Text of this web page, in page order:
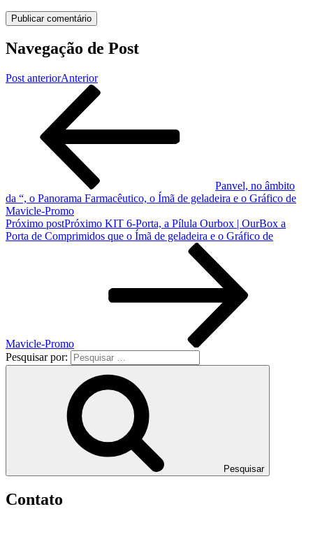
Navegação de Post
Post anteriorAnterior
Panvel, no âmbito
da “, o Panorama Farmacêutico, o Ímã de geladeira e o Gráfico de
Mavicle-Promo
Próximo postPróximo KIT 6-Porta, a Pílula Ourbox | OurBox a
Porta de Comprimidos que o Ímã de geladeira e o Gráfico de
Mavicle-Promo
Pesquisar por:
Pesquisar
Contato